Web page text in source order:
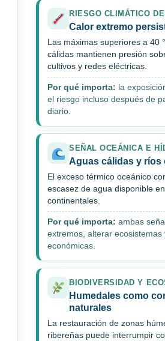
RIESGO CLIMÁTICO
Calor extremo
Las máximas superiores a 40
cálidas mantienen presión
cultivos y redes eléctricas.
Por qué importa: la
el riesgo incluso después de
diario.
SEÑAL OCEÁNICA E
Aguas cálidas y ríos
El exceso térmico oceánico
escasez de agua disponible
continentales.
Por qué importa: ambas
extremos, alterar ecosistemas
económicas.
BIODIVERSIDAD Y
Humedales como
naturales
La restauración de zonas
ribereñas puede interrumpir